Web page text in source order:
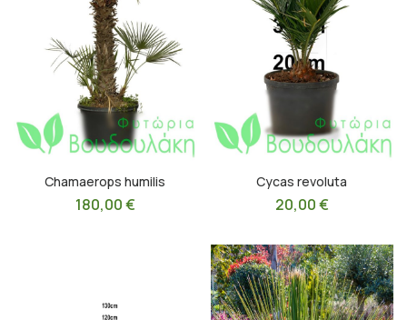
Chamaerops humilis
180,00€
Cycas revoluta
20,00€